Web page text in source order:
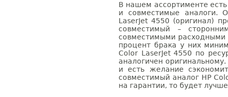
В нашем ассортименте
и совместимые аналоги.
LaserJet 4550 (оригинал)
совместимый –
совместимыми расходными
процент брака у них
Color LaserJet 4550 по
аналогичен
и есть желание
совместимый аналог HP
на гарантии, то будет